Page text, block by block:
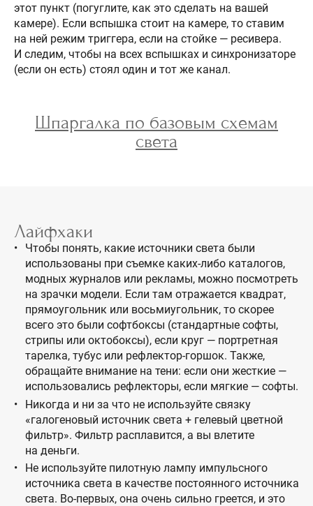
этот пункт (погуглите, как это сделать на вашей
камере). Если вспышка стоит на камере, то ставим
на ней режим триггера, если на стойке — ресивера.
И следим, чтобы на всех вспышках и синхронизаторе
(если он есть) стоял один и тот же канал.
Шпаргалка по базовым схемам
света
Лайфхаки
Чтобы понять, какие источники света были
использованы при съемке каких-либо каталогов,
модных журналов или рекламы, можно посмотреть
на зрачки модели. Если там отражается квадрат,
прямоугольник или восьмиугольник, то скорее
всего это были софтбоксы (стандартные софты,
стрипы или октобоксы), если круг — портретная
тарелка, тубус или рефлектор-горшок. Также,
обращайте внимание на тени: если они жесткие —
использовались рефлекторы, если мягкие — софты.
Никогда и ни за что не используйте связку
«галогеновый источник света + гелевый цветной
фильтр». Фильтр расплавится, а вы влетите
на деньги.
Не используйте пилотную лампу импульсного
источника света в качестве постоянного источника
света. Во-первых, она очень сильно греется, и это